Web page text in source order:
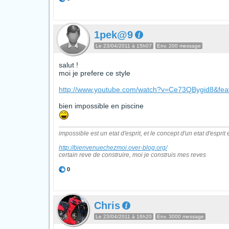
1pek@9
Le 23/04/2011 à 15h07 Env. 200 message
salut !
moi je prefere ce style
http://www.youtube.com/
bien impossible en piscine
impossible est un etat d'esprit, et le concept d'un etat d'esprit
http://bienvenuechezmoi.over-blog.org/
certain reve de construire, moi je construis mes reves
0
Chris
Le 23/04/2011 à 16h20 Env. 3000 message